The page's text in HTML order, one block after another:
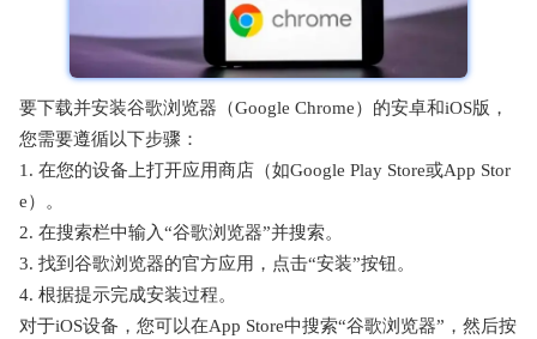
要下载并安装谷歌浏览器（Google Chrome）的安卓和iOS版，
您需要遵循以下步骤：
1. 在您的设备上打开应用商店（如Google Play Store或App Stor
e）。
2. 在搜索栏中输入“谷歌浏览器”并搜索。
3. 找到谷歌浏览器的官方应用，点击“安装”按钮。
4. 根据提示完成安装过程。
对于iOS设备，您可以在App Store中搜索“谷歌浏览器”，然后按